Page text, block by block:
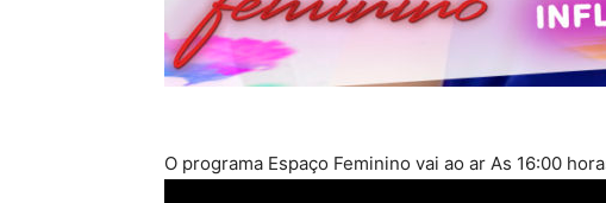
O programa Espaço Feminino vai ao ar As 16:00